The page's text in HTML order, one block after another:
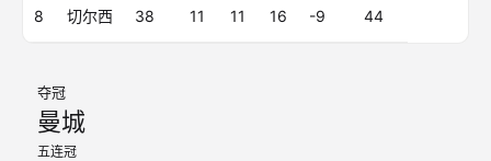
8 切尔西 38 11 11 16 -9 44
夺冠
曼城
五连冠